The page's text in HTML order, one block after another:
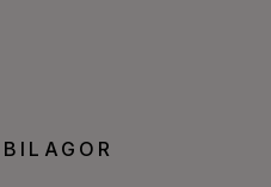
BILAGOR